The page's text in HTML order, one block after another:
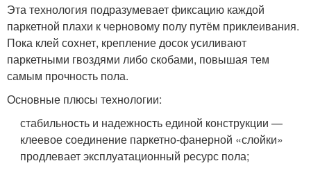
Эта технология подразумевает фиксацию каждой
паркетной плахи к черновому полу путём приклеивания.
Пока клей сохнет, крепление досок усиливают
паркетными гвоздями либо скобами, повышая тем
самым прочность пола.
Основные плюсы технологии:
стабильность и надежность единой конструкции —
клеевое соединение паркетно-фанерной «слойки»
продлевает эксплуатационный ресурс пола;